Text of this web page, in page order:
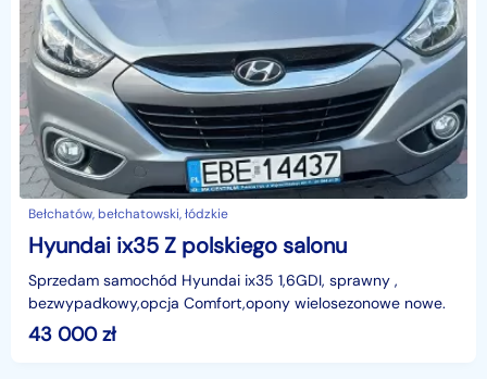
Bełchatów, bełchatowski, łódzkie
Hyundai ix35 Z polskiego salonu
Sprzedam samochód Hyundai ix35 1,6GDI, sprawny ,
bezwypadkowy,opcja Comfort,opony wielosezonowe nowe.
43 000zł